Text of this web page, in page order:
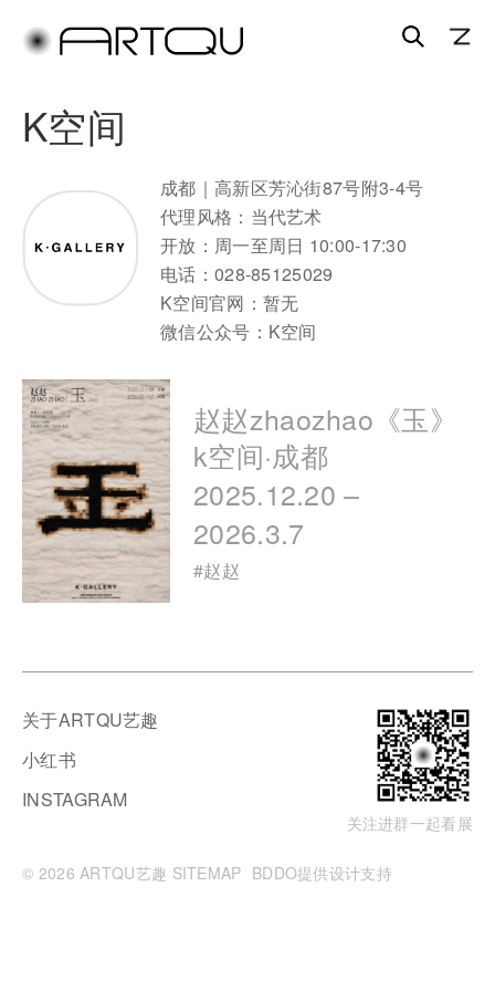
至
主
容
区
域
至
副
容
区
域
搜
K空间
成都｜高新区芳沁街87号附3-4号
代理风格：当代艺术
开放：周一至周日 10:00-17:30
电话：028-85125029
K空间官网：暂无
微信公众号：K空间
赵赵zhaozhao《玉》
k空间·成都
2025.12.20 –
2026.3.7
#赵赵
关注进群一起看展
关于ARTQU艺趣
小红书
INSTAGRAM
© 2026 ARTQU艺趣 SITEMAP BDDO提供设计支持